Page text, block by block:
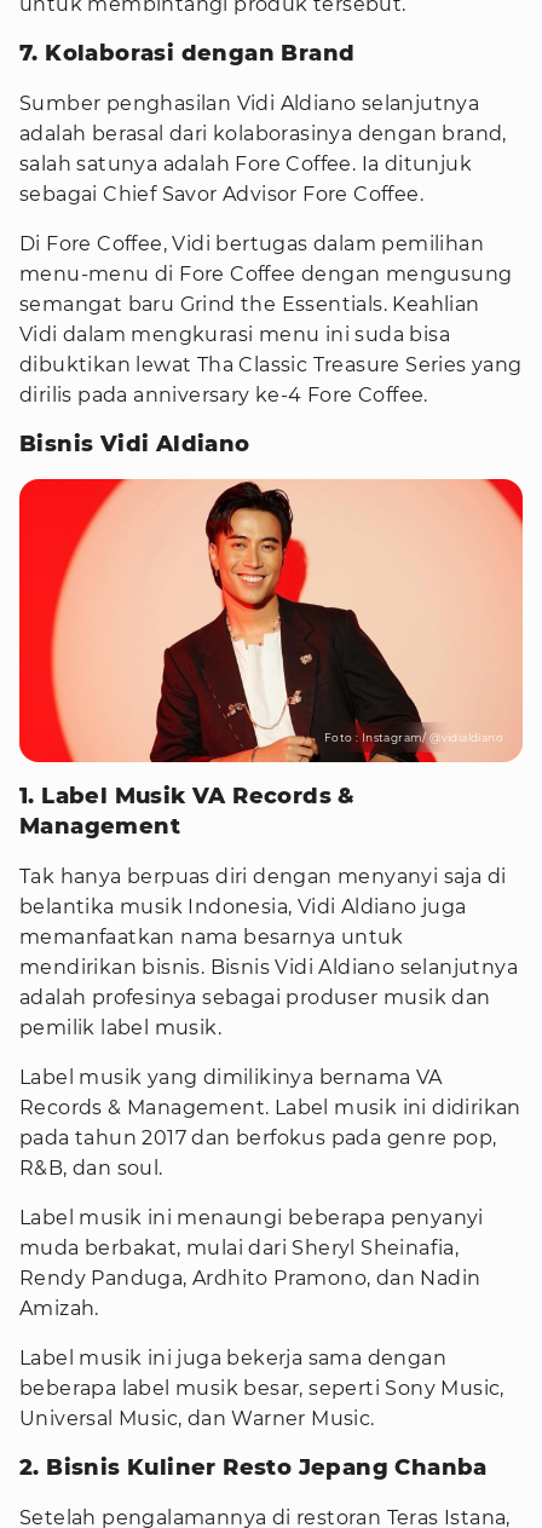
7. Kolaborasi dengan Brand
Sumber penghasilan Vidi Aldiano selanjutnya
adalah berasal dari kolaborasinya dengan brand,
salah satunya adalah Fore Coffee. Ia ditunjuk
sebagai Chief Savor Advisor Fore Coffee.
Di Fore Coffee, Vidi bertugas dalam pemilihan
menu-menu di Fore Coffee dengan mengusung
semangat baru Grind the Essentials. Keahlian
Vidi dalam mengkurasi menu ini suda bisa
dibuktikan lewat Tha Classic Treasure Series yang
dirilis pada anniversary ke-4 Fore Coffee.
Bisnis Vidi Aldiano
Foto : Instagram/ @vidialdiano
1. Label Musik VA Records &
Management
Tak hanya berpuas diri dengan menyanyi saja di
belantika musik Indonesia, Vidi Aldiano juga
memanfaatkan nama besarnya untuk
mendirikan bisnis. Bisnis Vidi Aldiano selanjutnya
adalah profesinya sebagai produser musik dan
pemilik label musik.
Label musik yang dimilikinya bernama VA
Records & Management. Label musik ini didirikan
pada tahun 2017 dan berfokus pada genre pop,
R&B, dan soul.
Label musik ini menaungi beberapa penyanyi
muda berbakat, mulai dari Sheryl Sheinafia,
Rendy Panduga, Ardhito Pramono, dan Nadin
Amizah.
Label musik ini juga bekerja sama dengan
beberapa label musik besar, seperti Sony Music,
Universal Music, dan Warner Music.
2. Bisnis Kuliner Resto Jepang Chanba
Setelah pengalamannya di restoran Teras Istana,